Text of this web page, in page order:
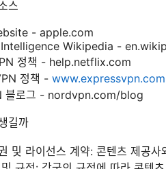
스
- apple.com
Wikipedia -
정책 - help.netflix.com
정책 - www.expressvpn.com
블로그 - nordvpn.com/blog
길까
및 라이선스 계약: 콘텐츠 제공